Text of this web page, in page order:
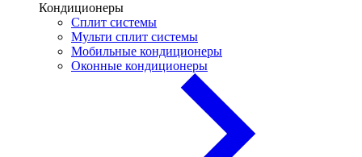
Кондиционеры
Сплит системы
Мульти сплит системы
Мобильные кондиционеры
Оконные кондиционеры